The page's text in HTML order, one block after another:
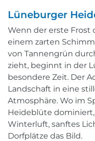
Lüneburger
Wenn der erste
einem zarten
von Tannengrün
zieht, beginnt in der
besondere Zeit. Der
Landschaft in eine
Atmosphäre. Wo im
Heideblüte
Winterluft, sanftes
Dorfplätze das Bild.